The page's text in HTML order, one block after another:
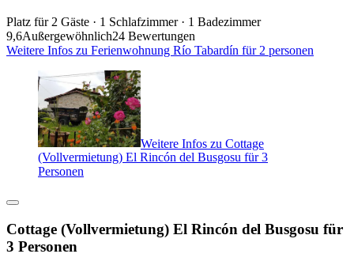
Platz für 2 Gäste · 1 Schlafzimmer · 1 Badezimmer
9,6Außergewöhnlich24 Bewertungen
Weitere Infos zu Ferienwohnung Río Tabardín für 2 personen
Weitere Infos zu Cottage
(Vollvermietung) El Rincón del Busgosu für 3
Personen
Cottage (Vollvermietung) El Rincón del Busgosu für
3 Personen